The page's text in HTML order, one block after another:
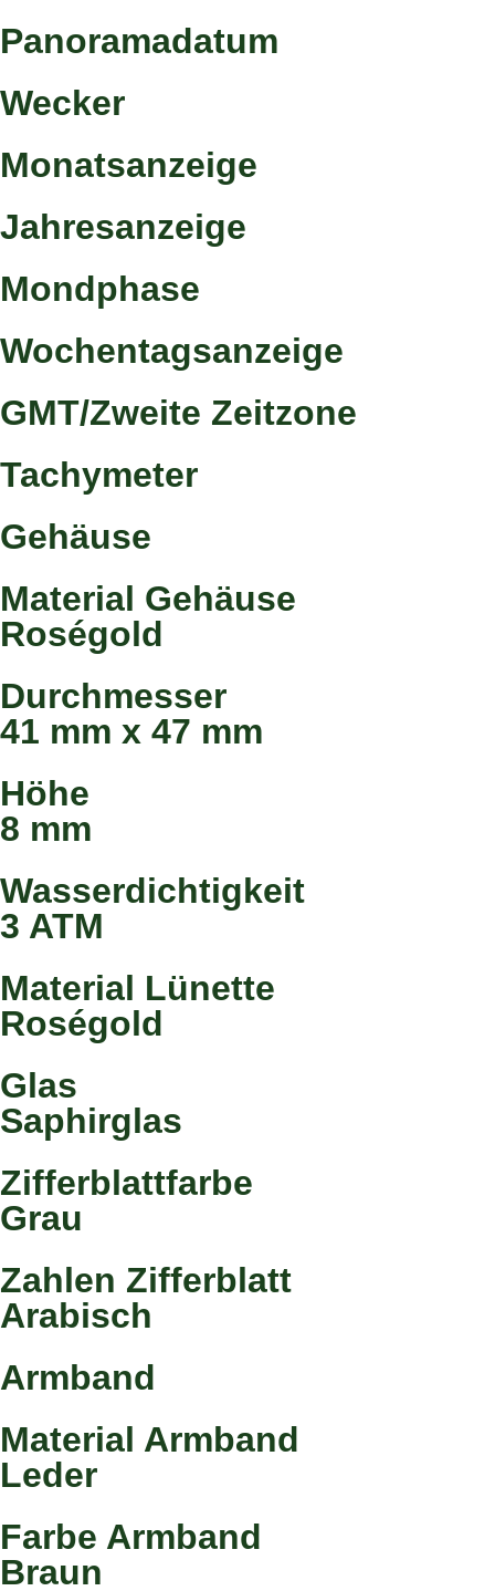
Panoramadatum
Wecker
Monatsanzeige
Jahresanzeige
Mondphase
Wochentagsanzeige
GMT/Zweite Zeitzone
Tachymeter
Gehäuse
Material Gehäuse
Roségold
Durchmesser
41 mm x 47 mm
Höhe
8 mm
Wasserdichtigkeit
3 ATM
Material Lünette
Roségold
Glas
Saphirglas
Zifferblattfarbe
Grau
Zahlen Zifferblatt
Arabisch
Armband
Material Armband
Leder
Farbe Armband
Braun